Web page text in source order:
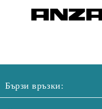
Бързи връзки: